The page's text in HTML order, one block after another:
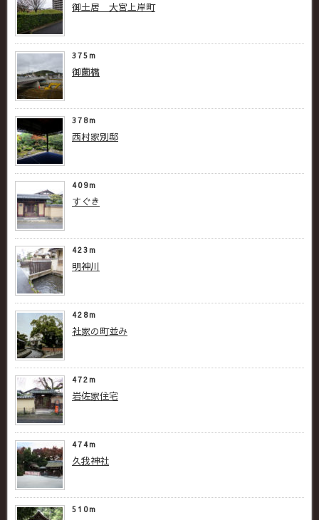
御土居 大宮上岸町
375m
御薗橋
378m
西村家別邸
409m
すぐき
423m
明神川
428m
社家の町並み
472m
岩佐家住宅
474m
久我神社
510m